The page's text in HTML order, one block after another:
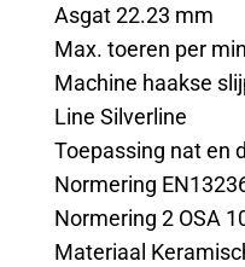
Asgat 22.23 mm
Max. toeren per
Machine haakse
Line Silverline
Toepassing nat en
Normering
Normering 2 OSA
Materiaal